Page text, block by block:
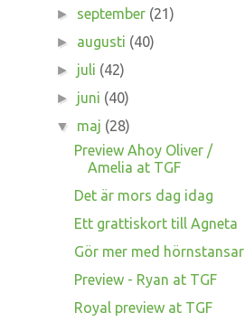
► september (21)
► augusti (40)
► juli (42)
► juni (40)
▼ maj (28)
Preview Ahoy Oliver /
Amelia at TGF
Det är mors dag idag
Ett grattiskort till Agneta
Gör mer med hörnstansar
Preview - Ryan at TGF
Royal preview at TGF